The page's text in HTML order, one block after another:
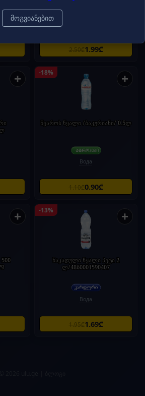
2.50₾1.99₾
+ -18% +
წყაროს წყალი /ბაკურიანი/ 0.5ლ
Вода
1.10₾0.90₾
+ -13% +
ნაკადული წყალი პეტი 2
ლ/4860001590407
Вода
1.95₾1.69₾
მოგვიანებით